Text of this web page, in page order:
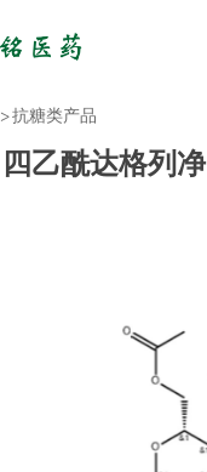
>抗糖类产品
四乙酰达格列净